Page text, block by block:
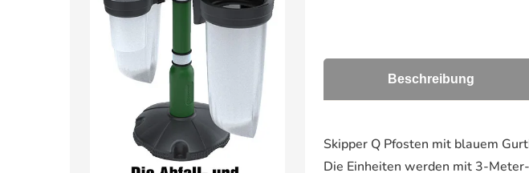
Beschreibung
Skipper Q Pfosten mit blauem
Die Einheiten werden mit 3-